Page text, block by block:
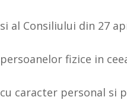
si al Consiliului din 27
persoanelor fizice in
cu caracter personal si